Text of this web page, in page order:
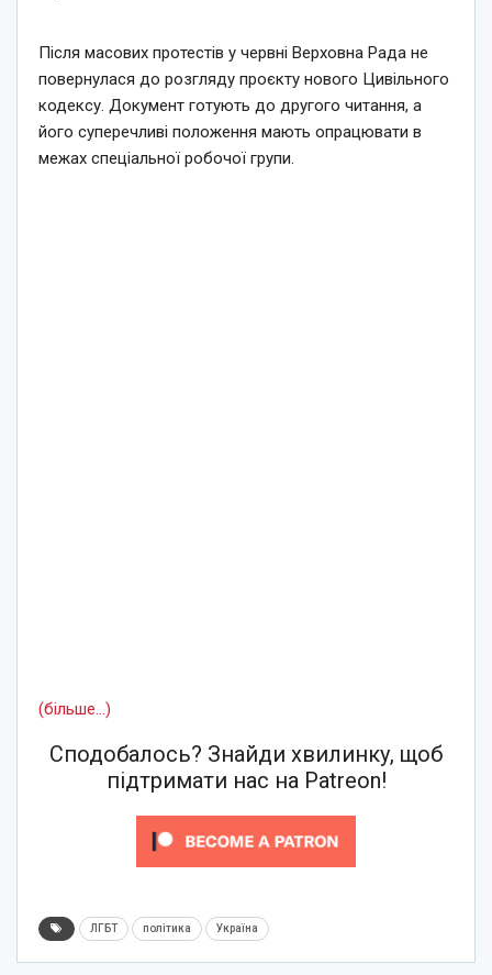
Після масових протестів у червні Верховна Рада не
повернулася до розгляду проєкту нового Цивільного
кодексу. Документ готують до другого читання, а
його суперечливі положення мають опрацювати в
межах спеціальної робочої групи.
(більше…)
Сподобалось? Знайди хвилинку, щоб
підтримати нас на Patreon!
ЛГБТ політика Україна